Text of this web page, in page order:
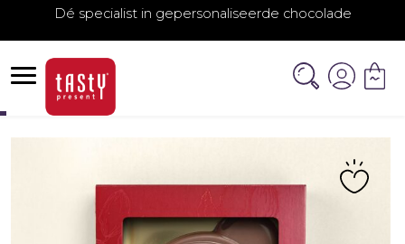
Dé specialist in gepersonaliseerde chocolade